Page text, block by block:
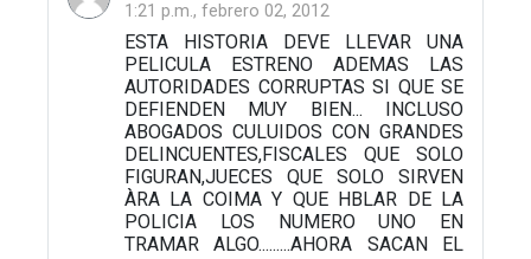
1:21 p.m., febrero 02, 2012
ESTA HISTORIA DEVE LLEVAR UNA
PELICULA ESTRENO ADEMAS LAS
AUTORIDADES CORRUPTAS SI QUE SE
DEFIENDEN MUY BIEN... INCLUSO
ABOGADOS CULUIDOS CON GRANDES
DELINCUENTES,FISCALES QUE SOLO
FIGURAN,JUECES QUE SOLO SIRVEN
ÀRA LA COIMA Y QUE HBLAR DE LA
POLICIA LOS NUMERO UNO EN
TRAMAR ALGO.........AHORA SACAN EL